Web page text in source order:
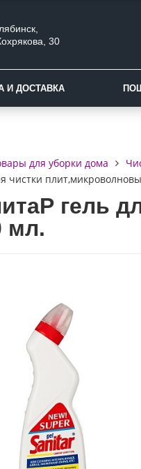
30
И ДОСТАВКА
для уборки дома
чистки
гель
мл.